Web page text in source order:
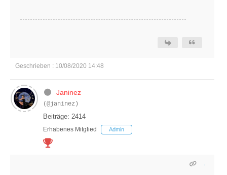
Geschrieben : 10/08/2020 14:48
Janinez
(@janinez)
Beiträge: 2414
Erhabenes Mitglied Admin